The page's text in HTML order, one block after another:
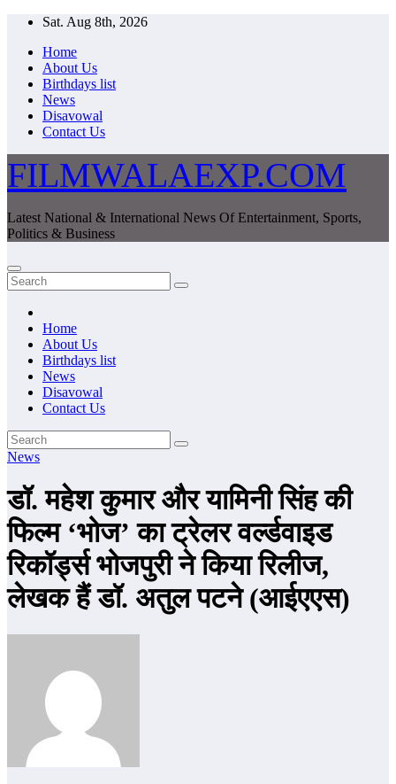
Skip
content
Sat. Aug 8th, 2026
Home
About Us
Birthdays list
News
Disavowal
Contact Us
FILMWALAEXP.COM
Latest National & International News Of Entertainment, Sports,
Politics & Business
Home
About Us
Birthdays list
News
Disavowal
Contact Us
News
डॉ. महेश कुमार और यामिनी सिंह की
फिल्म ‘भोज’ का ट्रेलर वर्ल्डवाइड
रिकॉर्ड्स भोजपुरी ने किया रिलीज,
लेखक हैं डॉ. अतुल पटने (आईएएस)